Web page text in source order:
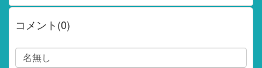
コメント(0)